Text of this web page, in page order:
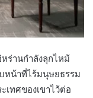
ร่านกำลังลุกไหม้
หน้าที่ไร้มนุษยธรรม
ทศของเขาไว้ต่อ